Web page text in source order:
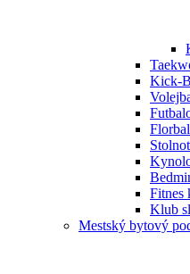
Kick-
Fitnes
Klub
Mestský bytový